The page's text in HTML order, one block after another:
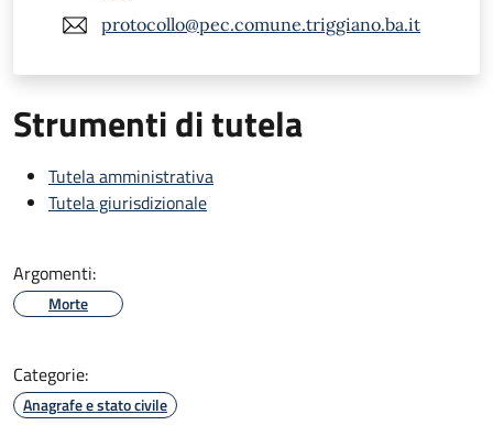
protocollo@pec.comune.triggiano.ba.it
Strumenti di tutela
Tutela amministrativa
Tutela giurisdizionale
Argomenti:
Morte
Categorie:
Anagrafe e stato civile